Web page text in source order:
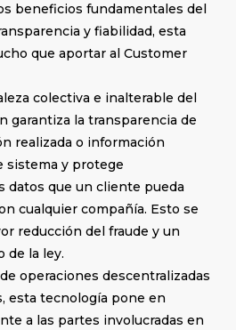
beneficios fundamentales del
y fiabilidad, esta
que aportar al Customer
colectiva e inalterable del
garantiza la transparencia de
realizada o información
sistema y protege
datos que un cliente pueda
cualquier compañía. Esto se
reducción del fraude y un
de la ley.
operaciones descentralizadas
esta tecnología pone en
a las partes involucradas en